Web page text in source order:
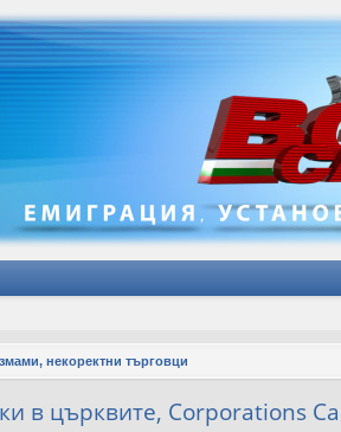
некоректни търговци
в църквите, Corporations